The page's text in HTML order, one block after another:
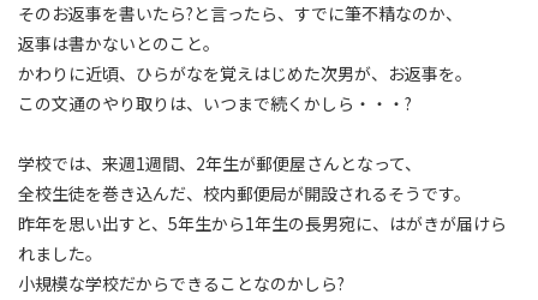
そのお返事を書いたら?と言ったら、すでに筆不精なのか、
返事は書かないとのこと。
かわりに近頃、ひらがなを覚えはじめた次男が、お返事を。
この文通のやり取りは、いつまで続くかしら・・・?
学校では、来週1週間、2年生が郵便屋さんとなって、
全校生徒を巻き込んだ、校内郵便局が開設されるそうです。
昨年を思い出すと、5年生から1年生の長男宛に、はがきが届けら
れました。
小規模な学校だからできることなのかしら?